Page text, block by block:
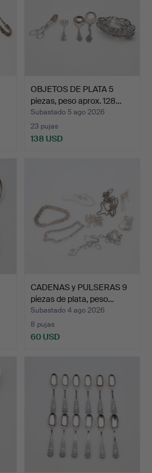
OBJETOS DE PLATA 5
piezas, peso aprox. 128…
Subastado 5 ago 2026
23 pujas
138 USD
CADENAS y PULSERAS 9
piezas de plata, peso…
Subastado 4 ago 2026
8 pujas
60 USD